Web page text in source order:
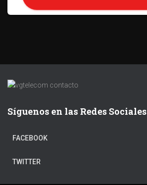
Síguenos en las Redes Sociales
FACEBOOK
TWITTER